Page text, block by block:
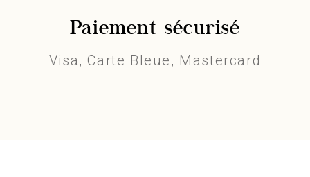
Paiement sécurisé
Visa, Carte Bleue, Mastercard